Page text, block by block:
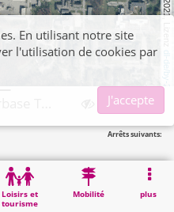
2021, Lizenz
dl-de/by-2-0
Loisirs et
tourisme
Mobilité plus
Arrêts suivants:
Geilenkirchen, NATO Airbase Teveren
En utilisant notre site
l'utilisation de cookies par
J'accepte